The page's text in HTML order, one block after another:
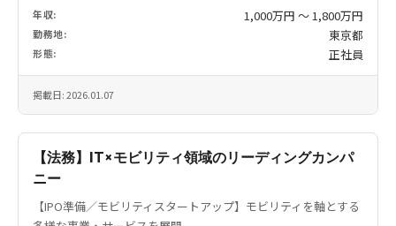
年収: 1,000万円 〜 1,800万円
勤務地: 東京都
形態: 正社員
掲載日: 2026.01.07
【法務】IT×モビリティ領域のリーディングカンパ
ニー
【IPO準備／モビリティスタートアップ】モビリティを軸とする